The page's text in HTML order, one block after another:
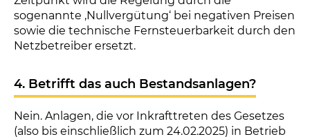
sogenannte ‚Nullvergütung‘ bei negativen Preisen
sowie die technische Fernsteuerbarkeit durch den
Netzbetreiber ersetzt.
4. Betrifft das auch Bestandsanlagen?
Nein. Anlagen, die vor Inkrafttreten des Gesetzes
(also bis einschließlich zum 24.02.2025) in Betrieb